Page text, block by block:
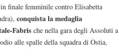
finale femminile contro Elisabetta
conquista la medaglia
Fabris che nella gara degli Assoluti a
alle spalle della squadra di Ostia,